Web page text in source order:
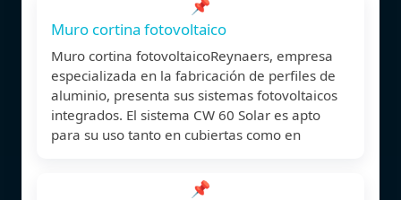
📌
Muro cortina fotovoltaico
Muro cortina fotovoltaicoReynaers, empresa
especializada en la fabricación de perfiles de
aluminio, presenta sus sistemas fotovoltaicos
integrados. El sistema CW 60 Solar es apto
para su uso tanto en cubiertas como en
📌